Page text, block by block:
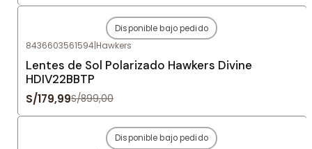
Agotado
Disponible bajo pedido
8436603561594|Hawkers
Lentes de Sol Polarizado Hawkers Divine
HDIV22BBTP
S/179,99S/899,00
Disponible bajo pedido